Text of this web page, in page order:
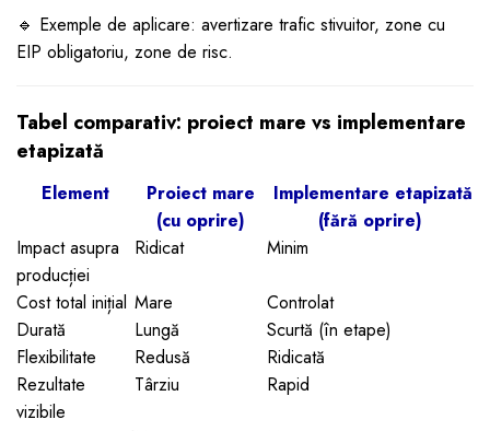
🔹 Exemple de aplicare: avertizare trafic stivuitor, zone cu
EIP obligatoriu, zone de risc.
Tabel comparativ: proiect mare vs implementare
etapizată
Element
Proiect mare
(cu oprire)
Implementare etapizată
(fără oprire)
Impact asupra
producției
Ridicat Minim
Cost total inițial Mare
Controlat
Durată
Lungă
Scurtă (în etape)
Flexibilitate
Redusă
Ridicată
Rezultate
vizibile
Târziu Rapid